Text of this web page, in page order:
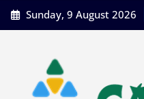
Skip
to
Sunday, 9 August 2026